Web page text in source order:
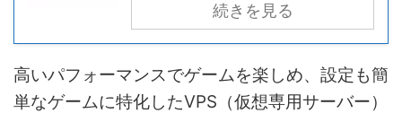
続きを見る
高いパフォーマンスでゲームを楽しめ、設定も簡
単なゲームに特化したVPS（仮想専用サーバー）